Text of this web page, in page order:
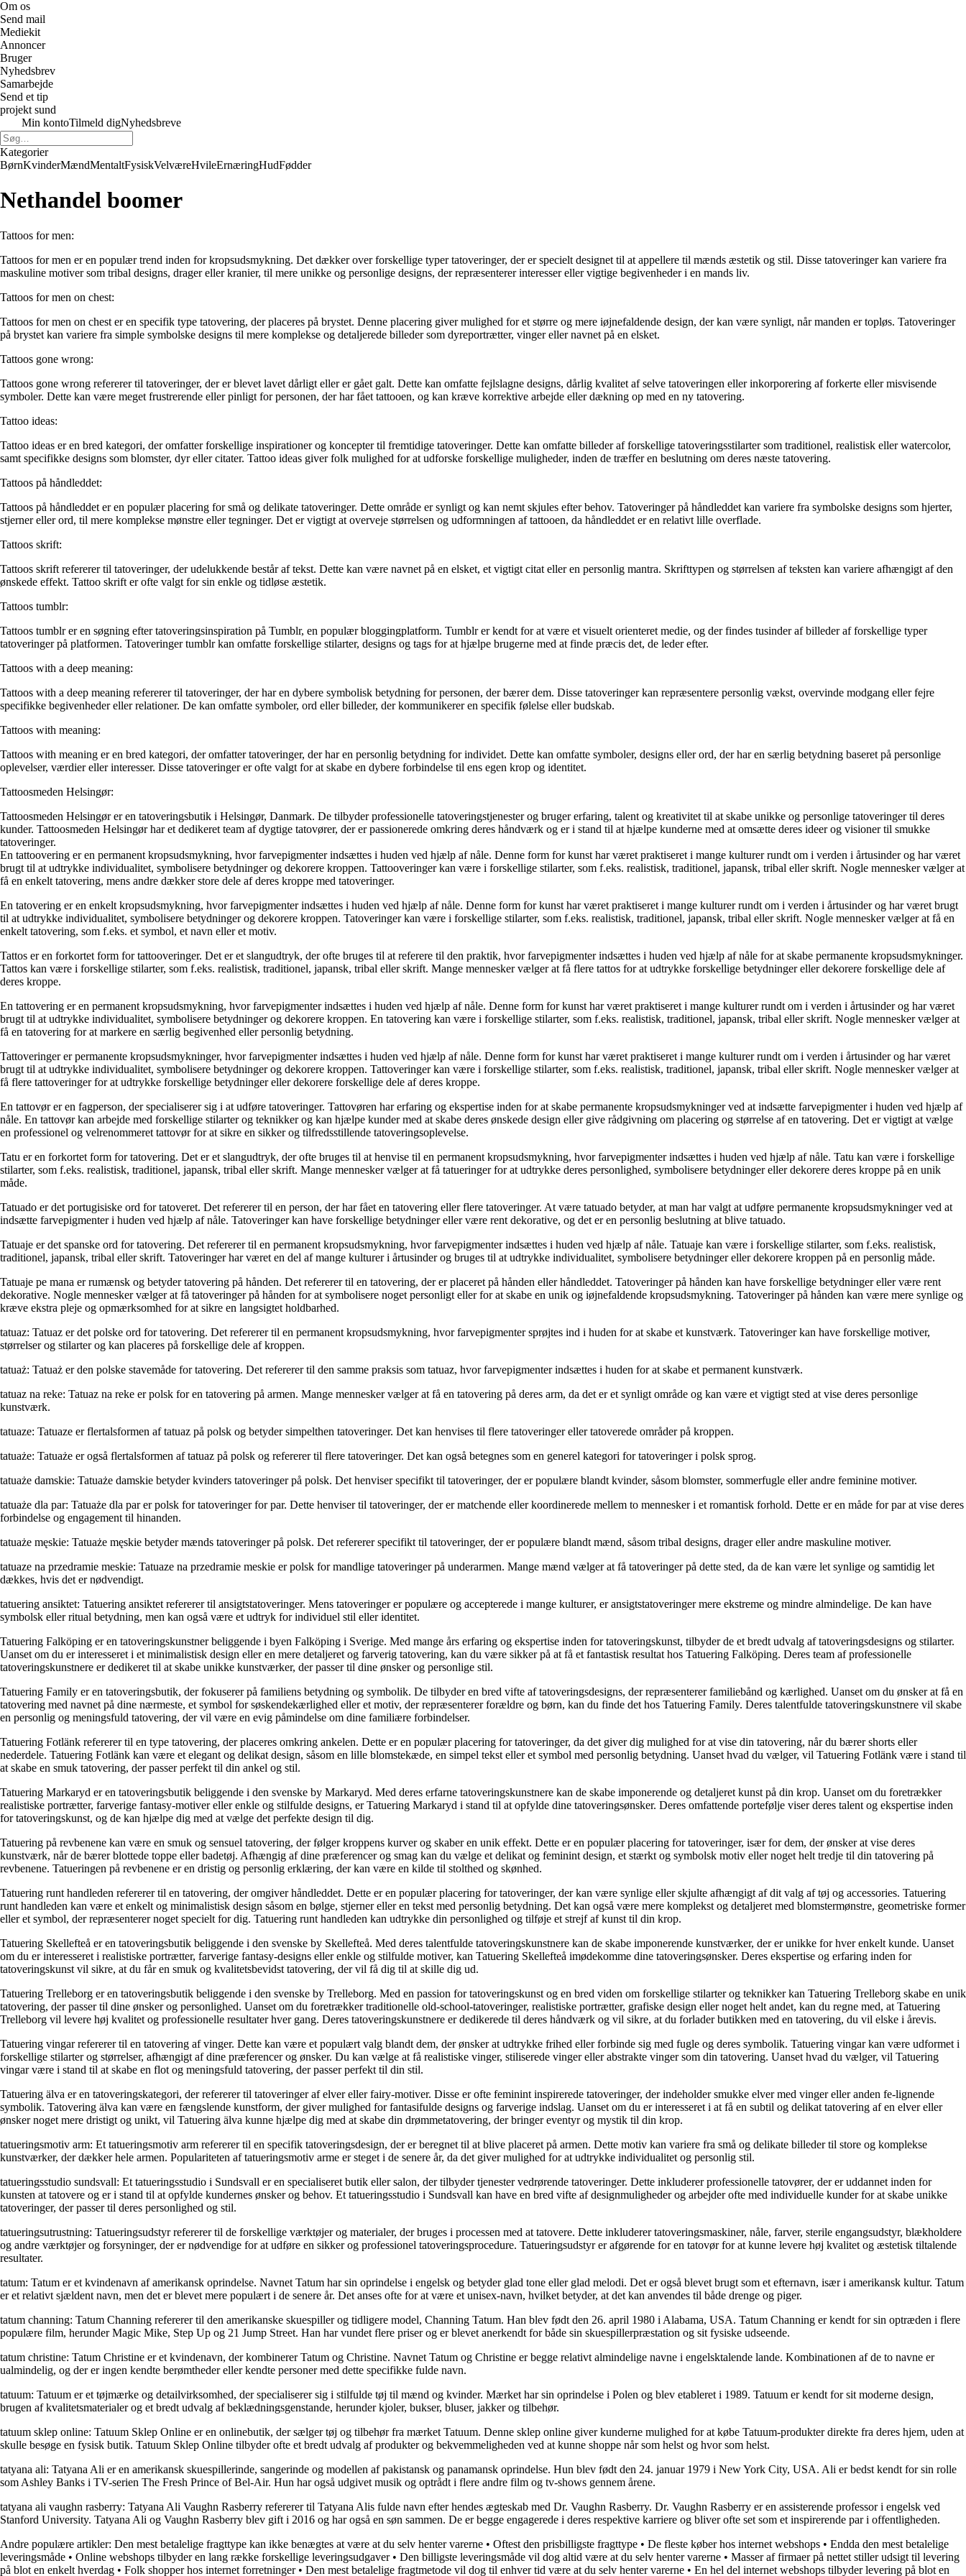
Om os
Send mail
Mediekit
Annoncer
Bruger
Nyhedsbrev
Samarbejde
Send et tip
projekt sund
Min kontoTilmeld digNyhedsbreve
Kategorier
BørnKvinderMændMentaltFysiskVelværeHvileErnæringHudFødder
Nethandel boomer
Tattoos for men:
Tattoos for men er en populær trend inden for kropsudsmykning. Det dækker over forskellige typer tatoveringer, der er specielt designet til at appellere til mænds æstetik og stil. Disse tatoveringer kan variere fra
maskuline motiver som tribal designs, drager eller kranier, til mere unikke og personlige designs, der repræsenterer interesser eller vigtige begivenheder i en mands liv.
Tattoos for men on chest:
Tattoos for men on chest er en specifik type tatovering, der placeres på brystet. Denne placering giver mulighed for et større og mere iøjnefaldende design, der kan være synligt, når manden er topløs. Tatoveringer
på brystet kan variere fra simple symbolske designs til mere komplekse og detaljerede billeder som dyreportrætter, vinger eller navnet på en elsket.
Tattoos gone wrong:
Tattoos gone wrong refererer til tatoveringer, der er blevet lavet dårligt eller er gået galt. Dette kan omfatte fejlslagne designs, dårlig kvalitet af selve tatoveringen eller inkorporering af forkerte eller misvisende
symboler. Dette kan være meget frustrerende eller pinligt for personen, der har fået tattooen, og kan kræve korrektive arbejde eller dækning op med en ny tatovering.
Tattoo ideas:
Tattoo ideas er en bred kategori, der omfatter forskellige inspirationer og koncepter til fremtidige tatoveringer. Dette kan omfatte billeder af forskellige tatoveringsstilarter som traditionel, realistisk eller watercolor,
samt specifikke designs som blomster, dyr eller citater. Tattoo ideas giver folk mulighed for at udforske forskellige muligheder, inden de træffer en beslutning om deres næste tatovering.
Tattoos på håndleddet:
Tattoos på håndleddet er en populær placering for små og delikate tatoveringer. Dette område er synligt og kan nemt skjules efter behov. Tatoveringer på håndleddet kan variere fra symbolske designs som hjerter,
stjerner eller ord, til mere komplekse mønstre eller tegninger. Det er vigtigt at overveje størrelsen og udformningen af tattooen, da håndleddet er en relativt lille overflade.
Tattoos skrift:
Tattoos skrift refererer til tatoveringer, der udelukkende består af tekst. Dette kan være navnet på en elsket, et vigtigt citat eller en personlig mantra. Skrifttypen og størrelsen af teksten kan variere afhængigt af den
ønskede effekt. Tattoo skrift er ofte valgt for sin enkle og tidløse æstetik.
Tattoos tumblr:
Tattoos tumblr er en søgning efter tatoveringsinspiration på Tumblr, en populær bloggingplatform. Tumblr er kendt for at være et visuelt orienteret medie, og der findes tusinder af billeder af forskellige typer
tatoveringer på platformen. Tatoveringer tumblr kan omfatte forskellige stilarter, designs og tags for at hjælpe brugerne med at finde præcis det, de leder efter.
Tattoos with a deep meaning:
Tattoos with a deep meaning refererer til tatoveringer, der har en dybere symbolisk betydning for personen, der bærer dem. Disse tatoveringer kan repræsentere personlig vækst, overvinde modgang eller fejre
specifikke begivenheder eller relationer. De kan omfatte symboler, ord eller billeder, der kommunikerer en specifik følelse eller budskab.
Tattoos with meaning:
Tattoos with meaning er en bred kategori, der omfatter tatoveringer, der har en personlig betydning for individet. Dette kan omfatte symboler, designs eller ord, der har en særlig betydning baseret på personlige
oplevelser, værdier eller interesser. Disse tatoveringer er ofte valgt for at skabe en dybere forbindelse til ens egen krop og identitet.
Tattoosmeden Helsingør:
Tattoosmeden Helsingør er en tatoveringsbutik i Helsingør, Danmark. De tilbyder professionelle tatoveringstjenester og bruger erfaring, talent og kreativitet til at skabe unikke og personlige tatoveringer til deres
kunder. Tattoosmeden Helsingør har et dedikeret team af dygtige tatovører, der er passionerede omkring deres håndværk og er i stand til at hjælpe kunderne med at omsætte deres ideer og visioner til smukke
tatoveringer.
En tattoovering er en permanent kropsudsmykning, hvor farvepigmenter indsættes i huden ved hjælp af nåle. Denne form for kunst har været praktiseret i mange kulturer rundt om i verden i årtusinder og har været
brugt til at udtrykke individualitet, symbolisere betydninger og dekorere kroppen. Tattooveringer kan være i forskellige stilarter, som f.eks. realistisk, traditionel, japansk, tribal eller skrift. Nogle mennesker vælger at
få en enkelt tatovering, mens andre dækker store dele af deres kroppe med tatoveringer.
En tatovering er en enkelt kropsudsmykning, hvor farvepigmenter indsættes i huden ved hjælp af nåle. Denne form for kunst har været praktiseret i mange kulturer rundt om i verden i årtusinder og har været brugt
til at udtrykke individualitet, symbolisere betydninger og dekorere kroppen. Tatoveringer kan være i forskellige stilarter, som f.eks. realistisk, traditionel, japansk, tribal eller skrift. Nogle mennesker vælger at få en
enkelt tatovering, som f.eks. et symbol, et navn eller et motiv.
Tattos er en forkortet form for tattooveringer. Det er et slangudtryk, der ofte bruges til at referere til den praktik, hvor farvepigmenter indsættes i huden ved hjælp af nåle for at skabe permanente kropsudsmykninger.
Tattos kan være i forskellige stilarter, som f.eks. realistisk, traditionel, japansk, tribal eller skrift. Mange mennesker vælger at få flere tattos for at udtrykke forskellige betydninger eller dekorere forskellige dele af
deres kroppe.
En tattovering er en permanent kropsudsmykning, hvor farvepigmenter indsættes i huden ved hjælp af nåle. Denne form for kunst har været praktiseret i mange kulturer rundt om i verden i årtusinder og har været
brugt til at udtrykke individualitet, symbolisere betydninger og dekorere kroppen. En tatovering kan være i forskellige stilarter, som f.eks. realistisk, traditionel, japansk, tribal eller skrift. Nogle mennesker vælger at
få en tatovering for at markere en særlig begivenhed eller personlig betydning.
Tattoveringer er permanente kropsudsmykninger, hvor farvepigmenter indsættes i huden ved hjælp af nåle. Denne form for kunst har været praktiseret i mange kulturer rundt om i verden i årtusinder og har været
brugt til at udtrykke individualitet, symbolisere betydninger og dekorere kroppen. Tattoveringer kan være i forskellige stilarter, som f.eks. realistisk, traditionel, japansk, tribal eller skrift. Nogle mennesker vælger at
få flere tattoveringer for at udtrykke forskellige betydninger eller dekorere forskellige dele af deres kroppe.
En tattovør er en fagperson, der specialiserer sig i at udføre tatoveringer. Tattovøren har erfaring og ekspertise inden for at skabe permanente kropsudsmykninger ved at indsætte farvepigmenter i huden ved hjælp af
nåle. En tattovør kan arbejde med forskellige stilarter og teknikker og kan hjælpe kunder med at skabe deres ønskede design eller give rådgivning om placering og størrelse af en tatovering. Det er vigtigt at vælge
en professionel og velrenommeret tattovør for at sikre en sikker og tilfredsstillende tatoveringsoplevelse.
Tatu er en forkortet form for tatovering. Det er et slangudtryk, der ofte bruges til at henvise til en permanent kropsudsmykning, hvor farvepigmenter indsættes i huden ved hjælp af nåle. Tatu kan være i forskellige
stilarter, som f.eks. realistisk, traditionel, japansk, tribal eller skrift. Mange mennesker vælger at få tatueringer for at udtrykke deres personlighed, symbolisere betydninger eller dekorere deres kroppe på en unik
måde.
Tatuado er det portugisiske ord for tatoveret. Det refererer til en person, der har fået en tatovering eller flere tatoveringer. At være tatuado betyder, at man har valgt at udføre permanente kropsudsmykninger ved at
indsætte farvepigmenter i huden ved hjælp af nåle. Tatoveringer kan have forskellige betydninger eller være rent dekorative, og det er en personlig beslutning at blive tatuado.
Tatuaje er det spanske ord for tatovering. Det refererer til en permanent kropsudsmykning, hvor farvepigmenter indsættes i huden ved hjælp af nåle. Tatuaje kan være i forskellige stilarter, som f.eks. realistisk,
traditionel, japansk, tribal eller skrift. Tatoveringer har været en del af mange kulturer i årtusinder og bruges til at udtrykke individualitet, symbolisere betydninger eller dekorere kroppen på en personlig måde.
Tatuaje pe mana er rumænsk og betyder tatovering på hånden. Det refererer til en tatovering, der er placeret på hånden eller håndleddet. Tatoveringer på hånden kan have forskellige betydninger eller være rent
dekorative. Nogle mennesker vælger at få tatoveringer på hånden for at symbolisere noget personligt eller for at skabe en unik og iøjnefaldende kropsudsmykning. Tatoveringer på hånden kan være mere synlige og
kræve ekstra pleje og opmærksomhed for at sikre en langsigtet holdbarhed.
tatuaz: Tatuaz er det polske ord for tatovering. Det refererer til en permanent kropsudsmykning, hvor farvepigmenter sprøjtes ind i huden for at skabe et kunstværk. Tatoveringer kan have forskellige motiver,
størrelser og stilarter og kan placeres på forskellige dele af kroppen.
tatuaż: Tatuaż er den polske stavemåde for tatovering. Det refererer til den samme praksis som tatuaz, hvor farvepigmenter indsættes i huden for at skabe et permanent kunstværk.
tatuaz na reke: Tatuaz na reke er polsk for en tatovering på armen. Mange mennesker vælger at få en tatovering på deres arm, da det er et synligt område og kan være et vigtigt sted at vise deres personlige
kunstværk.
tatuaze: Tatuaze er flertalsformen af tatuaz på polsk og betyder simpelthen tatoveringer. Det kan henvises til flere tatoveringer eller tatoverede områder på kroppen.
tatuaże: Tatuaże er også flertalsformen af tatuaz på polsk og refererer til flere tatoveringer. Det kan også betegnes som en generel kategori for tatoveringer i polsk sprog.
tatuaże damskie: Tatuaże damskie betyder kvinders tatoveringer på polsk. Det henviser specifikt til tatoveringer, der er populære blandt kvinder, såsom blomster, sommerfugle eller andre feminine motiver.
tatuaże dla par: Tatuaże dla par er polsk for tatoveringer for par. Dette henviser til tatoveringer, der er matchende eller koordinerede mellem to mennesker i et romantisk forhold. Dette er en måde for par at vise deres
forbindelse og engagement til hinanden.
tatuaże męskie: Tatuaże męskie betyder mænds tatoveringer på polsk. Det refererer specifikt til tatoveringer, der er populære blandt mænd, såsom tribal designs, drager eller andre maskuline motiver.
tatuaze na przedramie meskie: Tatuaze na przedramie meskie er polsk for mandlige tatoveringer på underarmen. Mange mænd vælger at få tatoveringer på dette sted, da de kan være let synlige og samtidig let
dækkes, hvis det er nødvendigt.
tatuering ansiktet: Tatuering ansiktet refererer til ansigtstatoveringer. Mens tatoveringer er populære og accepterede i mange kulturer, er ansigtstatoveringer mere ekstreme og mindre almindelige. De kan have
symbolsk eller ritual betydning, men kan også være et udtryk for individuel stil eller identitet.
Tatuering Falköping er en tatoveringskunstner beliggende i byen Falköping i Sverige. Med mange års erfaring og ekspertise inden for tatoveringskunst, tilbyder de et bredt udvalg af tatoveringsdesigns og stilarter.
Uanset om du er interesseret i et minimalistisk design eller en mere detaljeret og farverig tatovering, kan du være sikker på at få et fantastisk resultat hos Tatuering Falköping. Deres team af professionelle
tatoveringskunstnere er dedikeret til at skabe unikke kunstværker, der passer til dine ønsker og personlige stil.
Tatuering Family er en tatoveringsbutik, der fokuserer på familiens betydning og symbolik. De tilbyder en bred vifte af tatoveringsdesigns, der repræsenterer familiebånd og kærlighed. Uanset om du ønsker at få en
tatovering med navnet på dine nærmeste, et symbol for søskendekærlighed eller et motiv, der repræsenterer forældre og børn, kan du finde det hos Tatuering Family. Deres talentfulde tatoveringskunstnere vil skabe
en personlig og meningsfuld tatovering, der vil være en evig påmindelse om dine familiære forbindelser.
Tatuering Fotlänk refererer til en type tatovering, der placeres omkring ankelen. Dette er en populær placering for tatoveringer, da det giver dig mulighed for at vise din tatovering, når du bærer shorts eller
nederdele. Tatuering Fotlänk kan være et elegant og delikat design, såsom en lille blomstekæde, en simpel tekst eller et symbol med personlig betydning. Uanset hvad du vælger, vil Tatuering Fotlänk være i stand til
at skabe en smuk tatovering, der passer perfekt til din ankel og stil.
Tatuering Markaryd er en tatoveringsbutik beliggende i den svenske by Markaryd. Med deres erfarne tatoveringskunstnere kan de skabe imponerende og detaljeret kunst på din krop. Uanset om du foretrækker
realistiske portrætter, farverige fantasy-motiver eller enkle og stilfulde designs, er Tatuering Markaryd i stand til at opfylde dine tatoveringsønsker. Deres omfattende portefølje viser deres talent og ekspertise inden
for tatoveringskunst, og de kan hjælpe dig med at vælge det perfekte design til dig.
Tatuering på revbenene kan være en smuk og sensuel tatovering, der følger kroppens kurver og skaber en unik effekt. Dette er en populær placering for tatoveringer, især for dem, der ønsker at vise deres
kunstværk, når de bærer blottede toppe eller badetøj. Afhængig af dine præferencer og smag kan du vælge et delikat og feminint design, et stærkt og symbolsk motiv eller noget helt tredje til din tatovering på
revbenene. Tatueringen på revbenene er en dristig og personlig erklæring, der kan være en kilde til stolthed og skønhed.
Tatuering runt handleden refererer til en tatovering, der omgiver håndleddet. Dette er en populær placering for tatoveringer, der kan være synlige eller skjulte afhængigt af dit valg af tøj og accessories. Tatuering
runt handleden kan være et enkelt og minimalistisk design såsom en bølge, stjerner eller en tekst med personlig betydning. Det kan også være mere komplekst og detaljeret med blomstermønstre, geometriske former
eller et symbol, der repræsenterer noget specielt for dig. Tatuering runt handleden kan udtrykke din personlighed og tilføje et strejf af kunst til din krop.
Tatuering Skellefteå er en tatoveringsbutik beliggende i den svenske by Skellefteå. Med deres talentfulde tatoveringskunstnere kan de skabe imponerende kunstværker, der er unikke for hver enkelt kunde. Uanset
om du er interesseret i realistiske portrætter, farverige fantasy-designs eller enkle og stilfulde motiver, kan Tatuering Skellefteå imødekomme dine tatoveringsønsker. Deres ekspertise og erfaring inden for
tatoveringskunst vil sikre, at du får en smuk og kvalitetsbevidst tatovering, der vil få dig til at skille dig ud.
Tatuering Trelleborg er en tatoveringsbutik beliggende i den svenske by Trelleborg. Med en passion for tatoveringskunst og en bred viden om forskellige stilarter og teknikker kan Tatuering Trelleborg skabe en unik
tatovering, der passer til dine ønsker og personlighed. Uanset om du foretrækker traditionelle old-school-tatoveringer, realistiske portrætter, grafiske design eller noget helt andet, kan du regne med, at Tatuering
Trelleborg vil levere høj kvalitet og professionelle resultater hver gang. Deres tatoveringskunstnere er dedikerede til deres håndværk og vil sikre, at du forlader butikken med en tatovering, du vil elske i årevis.
Tatuering vingar refererer til en tatovering af vinger. Dette kan være et populært valg blandt dem, der ønsker at udtrykke frihed eller forbinde sig med fugle og deres symbolik. Tatuering vingar kan være udformet i
forskellige stilarter og størrelser, afhængigt af dine præferencer og ønsker. Du kan vælge at få realistiske vinger, stiliserede vinger eller abstrakte vinger som din tatovering. Uanset hvad du vælger, vil Tatuering
vingar være i stand til at skabe en flot og meningsfuld tatovering, der passer perfekt til din stil.
Tatuering älva er en tatoveringskategori, der refererer til tatoveringer af elver eller fairy-motiver. Disse er ofte feminint inspirerede tatoveringer, der indeholder smukke elver med vinger eller anden fe-lignende
symbolik. Tatovering älva kan være en fængslende kunstform, der giver mulighed for fantasifulde designs og farverige indslag. Uanset om du er interesseret i at få en subtil og delikat tatovering af en elver eller
ønsker noget mere dristigt og unikt, vil Tatuering älva kunne hjælpe dig med at skabe din drømmetatovering, der bringer eventyr og mystik til din krop.
tatueringsmotiv arm: Et tatueringsmotiv arm refererer til en specifik tatoveringsdesign, der er beregnet til at blive placeret på armen. Dette motiv kan variere fra små og delikate billeder til store og komplekse
kunstværker, der dækker hele armen. Populariteten af tatueringsmotiv arme er steget i de senere år, da det giver mulighed for at udtrykke individualitet og personlig stil.
tatueringsstudio sundsvall: Et tatueringsstudio i Sundsvall er en specialiseret butik eller salon, der tilbyder tjenester vedrørende tatoveringer. Dette inkluderer professionelle tatovører, der er uddannet inden for
kunsten at tatovere og er i stand til at opfylde kundernes ønsker og behov. Et tatueringsstudio i Sundsvall kan have en bred vifte af designmuligheder og arbejder ofte med individuelle kunder for at skabe unikke
tatoveringer, der passer til deres personlighed og stil.
tatueringsutrustning: Tatueringsudstyr refererer til de forskellige værktøjer og materialer, der bruges i processen med at tatovere. Dette inkluderer tatoveringsmaskiner, nåle, farver, sterile engangsudstyr, blækholdere
og andre værktøjer og forsyninger, der er nødvendige for at udføre en sikker og professionel tatoveringsprocedure. Tatueringsudstyr er afgørende for en tatovør for at kunne levere høj kvalitet og æstetisk tiltalende
resultater.
tatum: Tatum er et kvindenavn af amerikansk oprindelse. Navnet Tatum har sin oprindelse i engelsk og betyder glad tone eller glad melodi. Det er også blevet brugt som et efternavn, især i amerikansk kultur. Tatum
er et relativt sjældent navn, men det er blevet mere populært i de senere år. Det anses ofte for at være et unisex-navn, hvilket betyder, at det kan anvendes til både drenge og piger.
tatum channing: Tatum Channing refererer til den amerikanske skuespiller og tidligere model, Channing Tatum. Han blev født den 26. april 1980 i Alabama, USA. Tatum Channing er kendt for sin optræden i flere
populære film, herunder Magic Mike, Step Up og 21 Jump Street. Han har vundet flere priser og er blevet anerkendt for både sin skuespillerpræstation og sit fysiske udseende.
tatum christine: Tatum Christine er et kvindenavn, der kombinerer Tatum og Christine. Navnet Tatum og Christine er begge relativt almindelige navne i engelsktalende lande. Kombinationen af ​​de to navne er
ualmindelig, og der er ingen kendte berømtheder eller kendte personer med dette specifikke fulde navn.
tatuum: Tatuum er et tøjmærke og detailvirksomhed, der specialiserer sig i stilfulde tøj til mænd og kvinder. Mærket har sin oprindelse i Polen og blev etableret i 1989. Tatuum er kendt for sit moderne design,
brugen af ​​kvalitetsmaterialer og et bredt udvalg af beklædningsgenstande, herunder kjoler, bukser, bluser, jakker og tilbehør.
tatuum sklep online: Tatuum Sklep Online er en onlinebutik, der sælger tøj og tilbehør fra mærket Tatuum. Denne sklep online giver kunderne mulighed for at købe Tatuum-produkter direkte fra deres hjem, uden at
skulle besøge en fysisk butik. Tatuum Sklep Online tilbyder ofte et bredt udvalg af produkter og bekvemmeligheden ved at kunne shoppe når som helst og hvor som helst.
tatyana ali: Tatyana Ali er en amerikansk skuespillerinde, sangerinde og modellen af pakistansk og panamansk oprindelse. Hun blev født den 24. januar 1979 i New York City, USA. Ali er bedst kendt for sin rolle
som Ashley Banks i TV-serien The Fresh Prince of Bel-Air. Hun har også udgivet musik og optrådt i flere andre film og tv-shows gennem årene.
tatyana ali vaughn rasberry: Tatyana Ali Vaughn Rasberry refererer til Tatyana Alis fulde navn efter hendes ægteskab med Dr. Vaughn Rasberry. Dr. Vaughn Rasberry er en assisterende professor i engelsk ved
Stanford University. Tatyana Ali og Vaughn Rasberry blev gift i 2016 og har også en søn sammen. De er begge engagerede i deres respektive karriere og bliver ofte set som et inspirerende par i offentligheden.
Andre populære artikler: Den mest betalelige fragttype kan ikke benægtes at være at du selv henter varerne • Oftest den prisbilligste fragttype • De fleste køber hos internet webshops • Endda den mest betalelige
leveringsmåde • Online webshops tilbyder en lang række forskellige leveringsudgaver• Den billigste leveringsmåde vil dog altid være at du selv henter varerne • Masser af firmaer på nettet stiller udsigt til levering
på blot en enkelt hverdag • Folk shopper hos internet forretninger• Den mest betalelige fragtmetode vil dog til enhver tid være at du selv henter varerne • En hel del internet webshops tilbyder levering på blot en